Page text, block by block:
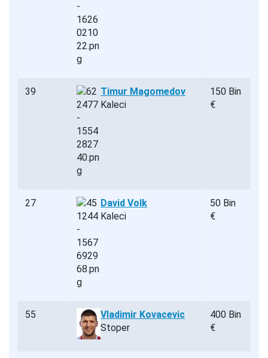
39
Timur Magomedov
Kaleci
150 Bin
€
27
David Volk
Kaleci
50 Bin
€
55
Vladimir Kovacevic
Stoper
400 Bin
€